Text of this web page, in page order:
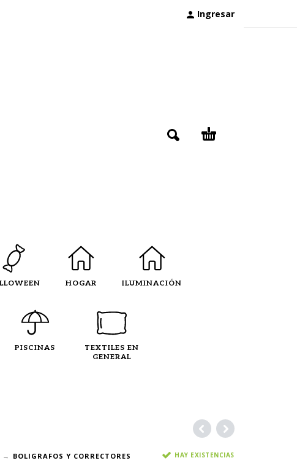
Ingresar
HOGAR ILUMINACIÓN
PISCINAS
TEXTILES EN
GENERAL
BOLIGRAFOS Y CORRECTORES HAY EXISTENCIAS